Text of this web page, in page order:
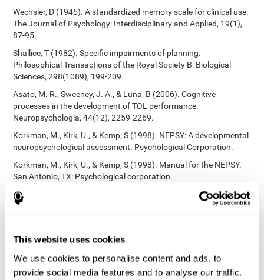
This website uses cookies
We use cookies to personalise content and ads, to
provide social media features and to analyse our traffic.
Wechsler, D (1945). A standardized memory scale for clinical use.
The Journal of Psychology: Interdisciplinary and Applied, 19(1),
87-95.
Shallice, T (1982). Specific impairments of planning.
Philosophical Transactions of the Royal Society B: Biological
Sciences, 298(1089), 199-209.
Asato, M. R., Sweeney, J. A., & Luna, B (2006). Cognitive
processes in the development of TOL performance.
Neuropsychologia, 44(12), 2259-2269.
Korkman, M., Kirk, U., & Kemp, S (1998). NEPSY: A developmental
neuropsychological assessment. Psychological Corporation.
Korkman, M., Kirk, U., & Kemp, S (1998). Manual for the NEPSY.
San Antonio, TX: Psychological corporation.
Stroop, J. R (1935). Studies of interference in serial verbal
reactions. Journal of experimental psychology, 18(6), 643.
test. Western Psychological Services.
Tsotsos, L. E., Roggeveen, A. B., Sekuler, A. B., Vrkljan, B. H., &
Bennett, P. J. (2010). The effects of practice in a useful field of
view task on driving performance. Journal of Vision, 10(7), 152-